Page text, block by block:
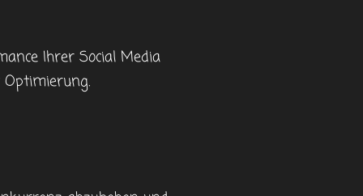
Ihrer Social Media